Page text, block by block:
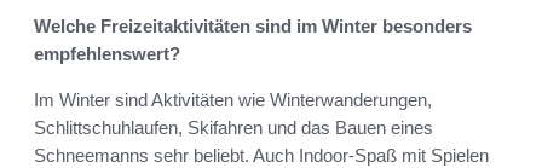
Welche Freizeitaktivitäten sind im Winter besonders
empfehlenswert?
Im Winter sind Aktivitäten wie Winterwanderungen,
Schlittschuhlaufen, Skifahren und das Bauen eines
Schneemanns sehr beliebt. Auch Indoor-Spaß mit Spielen